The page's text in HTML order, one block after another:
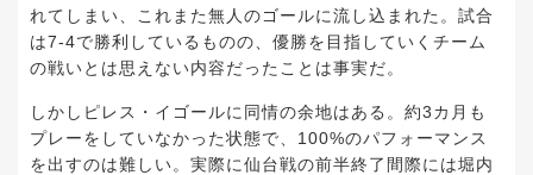
れてしまい、これまた無人のゴールに流し込まれた。試合
は7-4で勝利しているものの、優勝を目指していくチーム
の戦いとは思えない内容だったことは事実だ。
しかしピレス・イゴールに同情の余地はある。約3カ月も
プレーをしていなかった状態で、100%のパフォーマンス
を出すのは難しい。実際に仙台戦の前半終了間際には堀内